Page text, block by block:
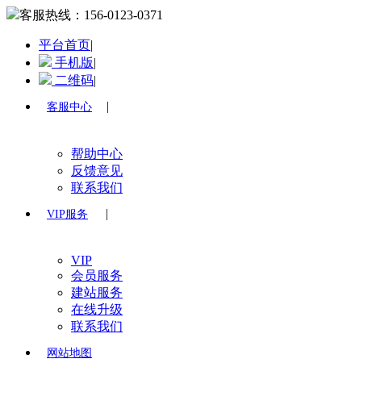
客服热线： 156-0123-0371
平台首页|
手机版|
二维码|
客服中心 |
帮助中心
反馈意见
联系我们
VIP服务 |
VIP
会员服务
建站服务
在线升级
联系我们
网站地图